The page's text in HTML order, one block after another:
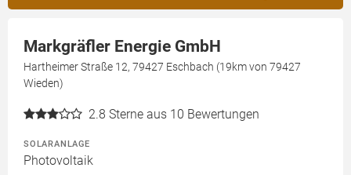
Markgräfler Energie GmbH
Hartheimer Straße 12, 79427 Eschbach (19km von 79427
Wieden)
2.8 Sterne aus 10 Bewertungen
SOLARANLAGE
Photovoltaik